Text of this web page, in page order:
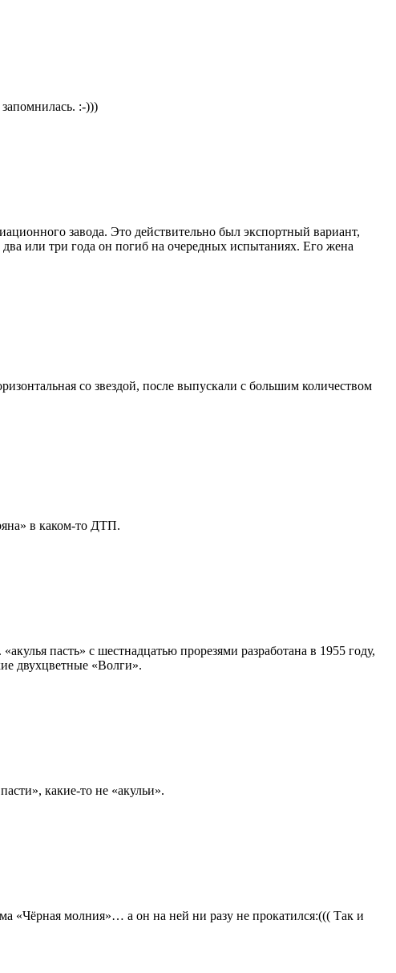
:-)))
завода. Это действительно был экспортный вариант,
или три года он погиб на очередных испытаниях. Его жена
со звездой, после выпускали с большим количеством
в каком-то ДТП.
пасть» с шестнадцатью прорезями разработана в 1955 году,
двухцветные «Волги».
какие-то не «акульи».
«Чёрная молния»… а он на ней ни разу не прокатился:((( Так и